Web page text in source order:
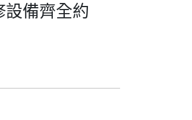
備齊全約